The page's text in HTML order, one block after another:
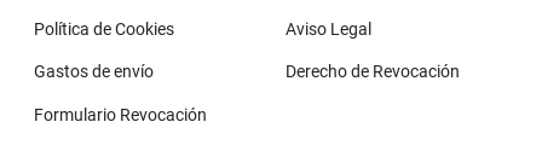
Política de Cookies Aviso Legal
Gastos de envío Derecho de Revocación
Formulario Revocación